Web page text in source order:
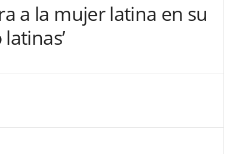
a la mujer latina en su